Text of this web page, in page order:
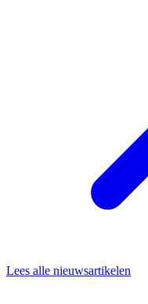
Lees alle nieuwsartikelen